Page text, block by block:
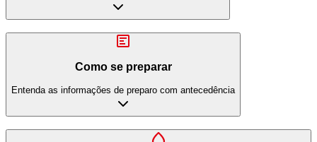
Como se preparar
Entenda as informações de preparo com antecedência